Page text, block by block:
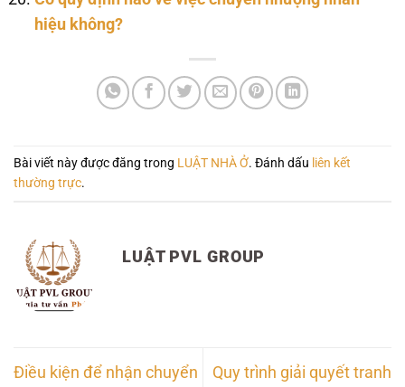
hiệu không?
Bài viết này được đăng trong LUẬT NHÀ Ở. Đánh dấu liên kết
thường trực.
LUẬT PVL GROUP
Điều kiện để nhận chuyển
Quy trình giải quyết tranh